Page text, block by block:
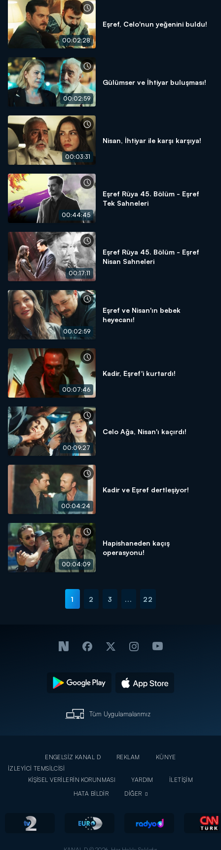
00:02:28
Eşref, Celo'nun yeğenini buldu!
00:02:59
Gülümser ve İhtiyar buluşması!
00:03:31
Nisan, İhtiyar ile karşı karşıya!
00:44:45
Eşref Rüya 45. Bölüm - Eşref
Tek Sahneleri
00:17:11
Eşref Rüya 45. Bölüm - Eşref
Nisan Sahneleri
00:02:59
Eşref ve Nisan'ın bebek
heyecanı!
00:07:46
Kadir, Eşref'i kurtardı!
00:09:27
Celo Ağa, Nisan'ı kaçırdı!
00:04:24
Kadir ve Eşref dertleşiyor!
00:04:09
Hapishaneden kaçış
operasyonu!
1 2 3 ... 22
Tüm Uygulamalarımız
ENGELSİZ KANAL D REKLAM
KÜNYE
İZLEYİCİ TEMSİLCİSİ
KİŞİSEL VERİLERİN KORUNMASI
YARDIM
İLETİŞİM
HATA BİLDİR
DİĞER